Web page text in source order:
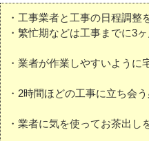
・工事業者と工事の日程調整
・繁忙期などは工事までに3
・業者が作業しやすいように
・2時間ほどの工事に立ち会
・業者に気を使ってお茶出し